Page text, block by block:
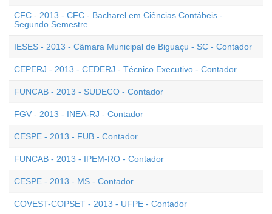
CFC - 2013 - CFC - Bacharel em Ciências Contábeis -
Segundo Semestre
IESES - 2013 - Câmara Municipal de Biguaçu - SC - Contador
CEPERJ - 2013 - CEDERJ - Técnico Executivo - Contador
FUNCAB - 2013 - SUDECO - Contador
FGV - 2013 - INEA-RJ - Contador
CESPE - 2013 - FUB - Contador
FUNCAB - 2013 - IPEM-RO - Contador
CESPE - 2013 - MS - Contador
COVEST-COPSET - 2013 - UFPE - Contador